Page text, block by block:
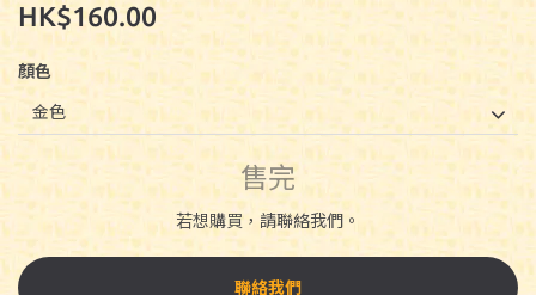
HK$160.00
顏色
售完
若想購買，請聯絡我們。
聯絡我們